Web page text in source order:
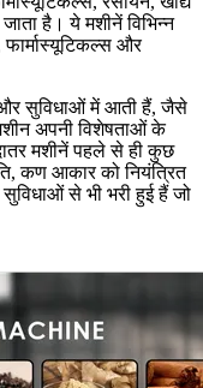
है। ये मशीनें विभिन्न
फार्मास्यूटिकल्स और
सुविधाओं में आती हैं, जैसे
अपनी विशेषताओं के
मशीनें पहले से ही कुछ
कण आकार को नियंत्रित
से भी भरी हुई हैं जो